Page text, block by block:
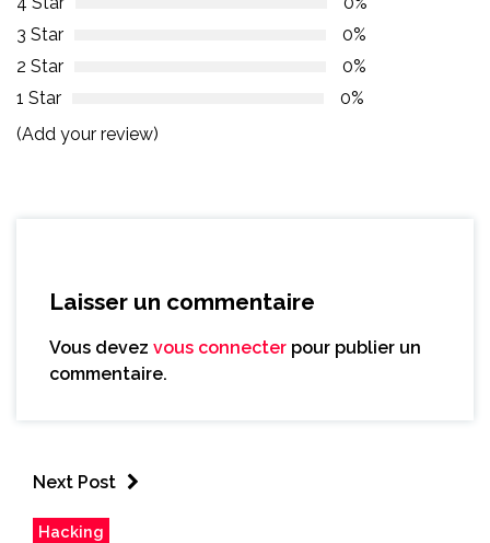
3 Star
0%
2 Star
0%
1 Star
0%
(Add your review)
Laisser un commentaire
Vous devez vous connecter pour publier un
commentaire.
Next Post
Hacking